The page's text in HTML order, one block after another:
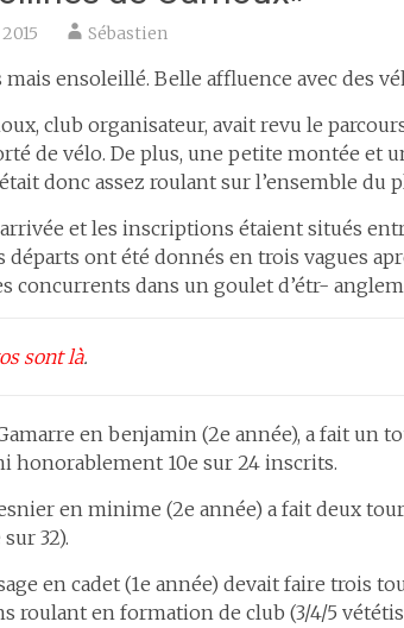
Sébastien
ensoleillé. Belle affluence avec des
club organisateur, avait revu le
de vélo. De plus, une petite montée et
donc assez roulant sur l’ensemble du
et les inscriptions étaient situés
départs ont été donnés en trois vagues
concurrents dans un goulet d’étr-
sont là.
en benjamin (2e année), a fait un
honorablement 10e sur 24 inscrits.
en minime (2e année) a fait deux
32).
en cadet (1e année) devait faire trois
roulant en formation de club (3/4/5